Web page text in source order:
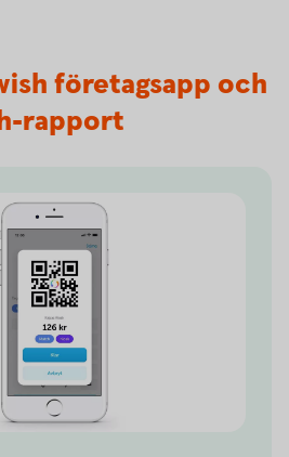
företagsapp och
rapport